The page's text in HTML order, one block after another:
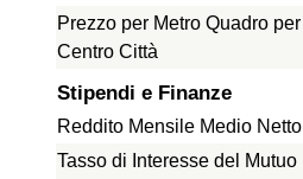
Prezzo per Metro Quadro
Centro Città
Stipendi e Finanze
Reddito Mensile Medio
Tasso di Interesse del